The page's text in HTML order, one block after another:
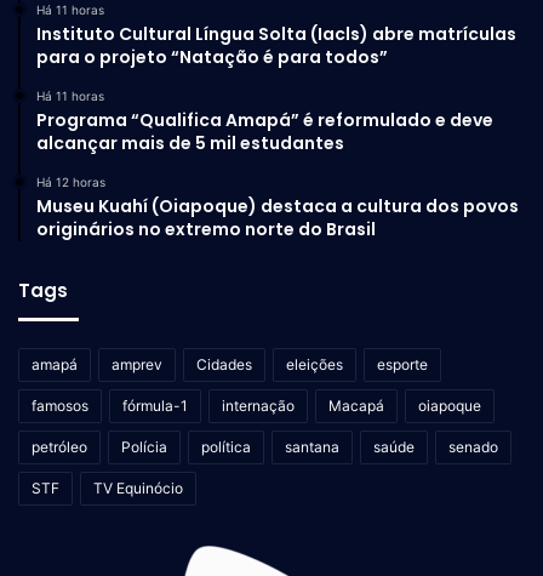
Há 11 horas
Instituto Cultural Língua Solta (Iacls) abre matrículas
para o projeto “Natação é para todos”
Há 11 horas
Programa “Qualifica Amapá” é reformulado e deve
alcançar mais de 5 mil estudantes
Há 12 horas
Museu Kuahí (Oiapoque) destaca a cultura dos povos
originários no extremo norte do Brasil
Tags
amapá amprev Cidades eleições esporte
famosos fórmula-1 internação Macapá oiapoque
petróleo Polícia política santana saúde senado
STF TV Equinócio